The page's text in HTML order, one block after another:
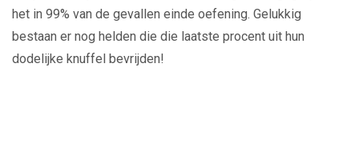
het in 99% van de gevallen einde oefening. Gelukkig
bestaan er nog helden die die laatste procent uit hun
dodelijke knuffel bevrijden!